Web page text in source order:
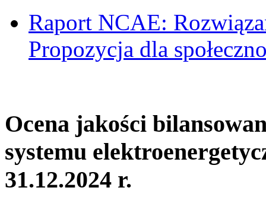
Raport NCAE:
Propozycja dla
Ocena jakości
systemu
31.12.2024 r.